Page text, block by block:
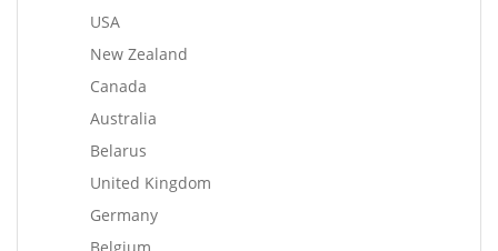
USA
New Zealand
Canada
Australia
Belarus
United Kingdom
Germany